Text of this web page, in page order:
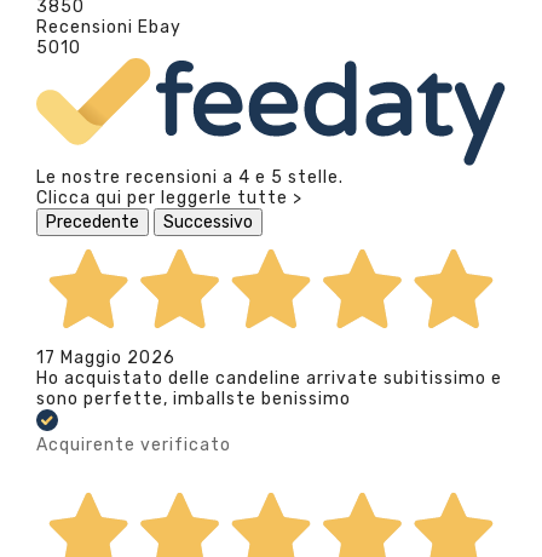
3850
Recensioni Ebay
5010
Le nostre recensioni a 4 e 5 stelle.
Clicca qui per leggerle tutte >
Precedente
Successivo
17 Maggio 2026
Ho acquistato delle candeline arrivate subitissimo e
sono perfette, imballste benissimo
Acquirente verificato